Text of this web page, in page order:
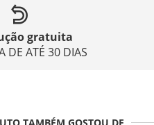
gratuita
DE ATÉ 30 DIAS